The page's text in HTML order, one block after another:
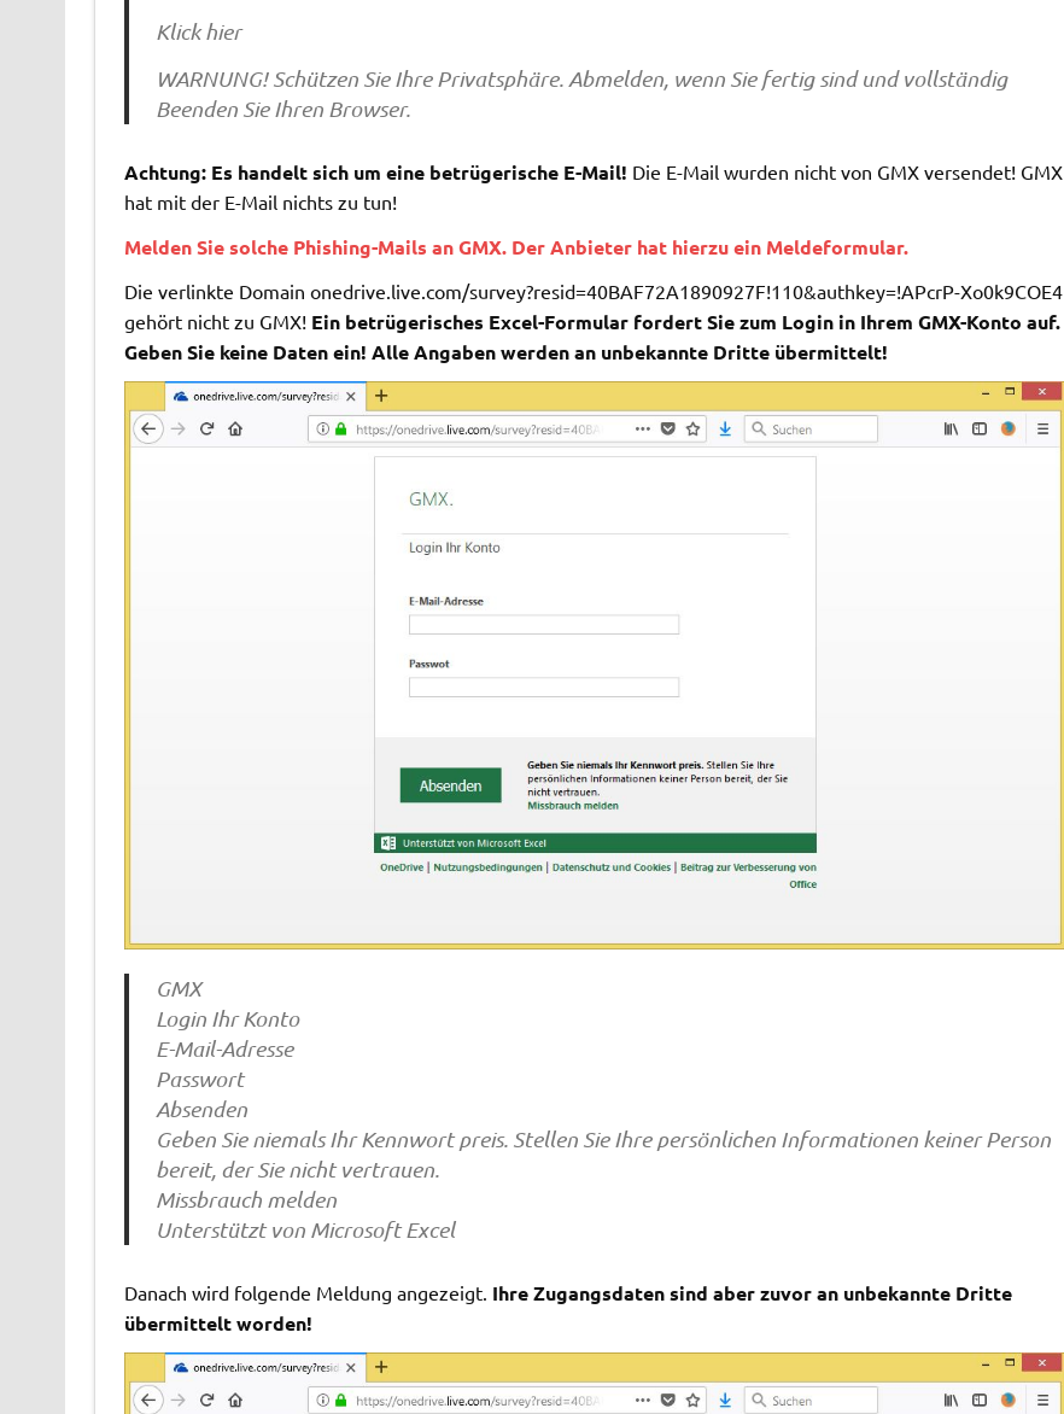
Klick hier
WARNUNG! Schützen Sie Ihre Privatsphäre. Abmelden, wenn Sie fertig sind und vollständig
Beenden Sie Ihren Browser.
Achtung: Es handelt sich um eine betrügerische E-Mail! Die E-Mail wurden nicht von GMX versendet! GMX
hat mit der E-Mail nichts zu tun!
Melden Sie solche Phishing-Mails an GMX. Der Anbieter hat hierzu ein Meldeformular.
Die verlinkte Domain onedrive.live.com/survey?resid=40BAF72A1890927F!110&authkey=!APcrP-Xo0k9COE4
gehört nicht zu GMX! Ein betrügerisches Excel-Formular fordert Sie zum Login in Ihrem GMX-Konto auf.
Geben Sie keine Daten ein! Alle Angaben werden an unbekannte Dritte übermittelt!
GMX
Login Ihr Konto
E-Mail-Adresse
Passwort
Absenden
Geben Sie niemals Ihr Kennwort preis. Stellen Sie Ihre persönlichen Informationen keiner Person
bereit, der Sie nicht vertrauen.
Missbrauch melden
Unterstützt von Microsoft Excel
Danach wird folgende Meldung angezeigt. Ihre Zugangsdaten sind aber zuvor an unbekannte Dritte
übermittelt worden!